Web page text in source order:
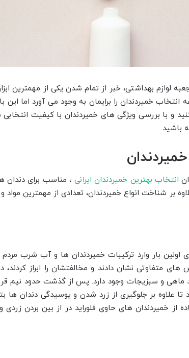
لوازم بهداشتی، خبر از تمام شدن یکی از مهمترین
انتخاب خمیردندان را برایمان به وجود می آورد اما این
و با بررسی ویژگی های خمیردندان با کیفیت
باشید.
انتخاب بهترین خمیردندان ایرانی ، مناسب برای دندان
بر شناخت انواع خمیردندان، تعدادی از مهمترین
اولین بار وارد ترکیبات خمیردندان ها و آب شرب
های متفاوتی نشان دادند و مخالفتشان را ابراز کردند،
ماهی و سبزیجات وجود دارد. پس از گذشت حدود نیم
علاوه بر جلوگیری از زرد شدن و پوسیدگی دندان ها
از خمیردندان های حاوی فلوراید در از بین بردن